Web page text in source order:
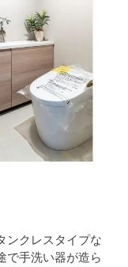
ンクレスタイプな
で手洗い器が造ら